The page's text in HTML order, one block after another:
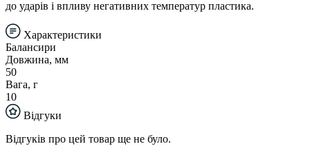
до ударів і впливу негативних температур пластика.
Характеристики
Балансири
Довжина, мм
50
Вага, г
10
Відгуки
Відгуків про цей товар ще не було.